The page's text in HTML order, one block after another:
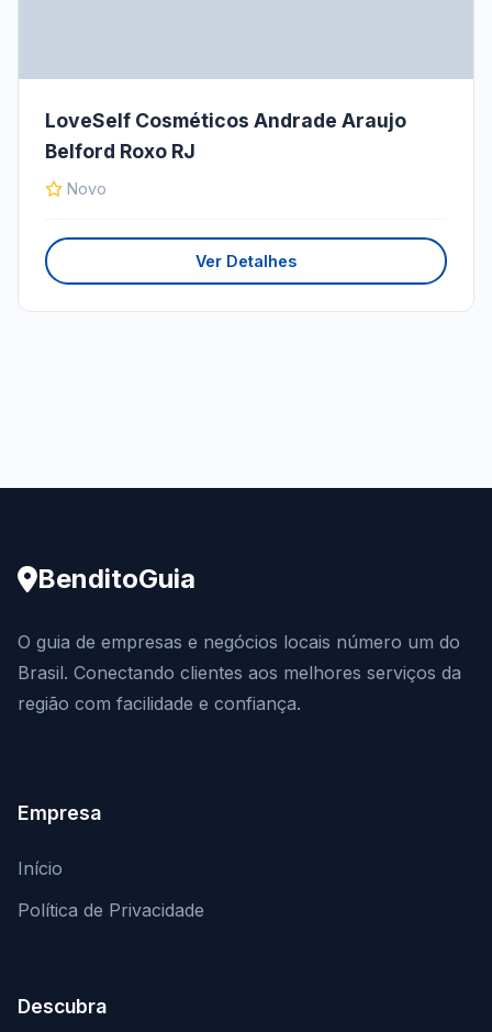
LoveSelf Cosméticos Andrade Araujo
Belford Roxo RJ
Novo
Ver Detalhes
BenditoGuia
O guia de empresas e negócios locais número um do
Brasil. Conectando clientes aos melhores serviços da
região com facilidade e confiança.
Empresa
Início
Política de Privacidade
Descubra